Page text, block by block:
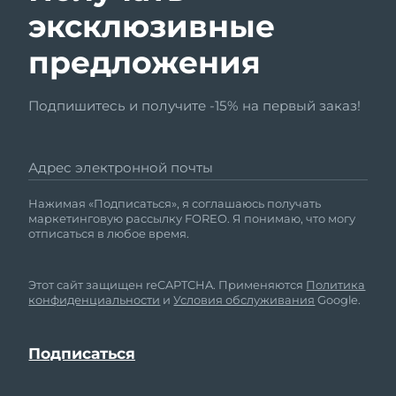
Ожидаемая дата доставки
Италия
8/12/26
Джерси
Ожидаемая дата доставки
8/17/26
Кувейт
Ожидаемая дата доставки
Латвия
эксклюзивные
предложения
Подпишитесь и получите -15% на первый заказ!
Адрес электронной почты
Нажимая «Подписаться», я соглашаюсь получать
маркетинговую рассылку FOREO. Я понимаю, что могу
отписаться в любое время.
Этот сайт защищен reCAPTCHA. Применяются Политика
конфиденциальности иУсловия обслуживания Google.